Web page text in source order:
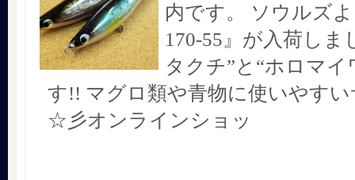
内です。 ソウルズ
170-55』が入荷しま
タクチ”と“ホロマイ
す!! マグロ類や青物に使いやす
☆彡オンラインショッ